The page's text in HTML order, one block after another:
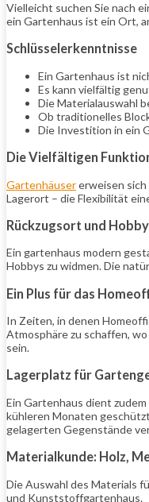
Vielleicht suchen Sie nach
ein Gartenhaus ist ein Ort,
Schlüsselerkenntnisse
Ein Gartenhaus ist
Es kann vielfältig
Die Materialauswahl
Ob traditionelles
Die Investition in ein
Die Vielfältigen
Gartenhäusererweisen
Lagerort – die Flexibilität
Rückzugsort und
Ein gartenhaus modern
Hobbys zu widmen. Die
Ein Plus für das
In Zeiten, in denen
Atmosphäre zu schaffen,
sein.
Lagerplatz für
Ein Gartenhaus dient
kühleren Monaten
gelagerten Gegenstände
Materialkunde: Holz,
Die Auswahl des Materials
und Kunststoffgartenhaus.